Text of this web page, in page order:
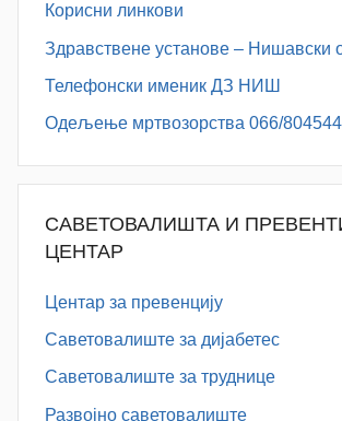
Корисни линкови
Здравствене установе – Нишавски
Телефонски именик ДЗ НИШ
Одељење мртвозорства 066/
САВЕТОВАЛИШТА И
ЦЕНТАР
Центар за превенцију
Саветовалиште за дијабетес
Саветовалиште за труднице
Развојно саветовалиште